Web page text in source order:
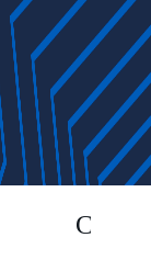
Сезон